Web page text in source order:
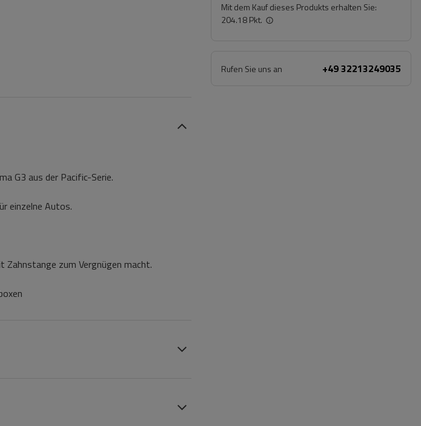
Mit dem Kauf dieses Produkts erhalten Sie:
204.18 Pkt.
Rufen Sie uns an +49 32213249035
G3 aus der Pacific-Serie.
einzelne Autos.
Zahnstange zum Vergnügen macht.